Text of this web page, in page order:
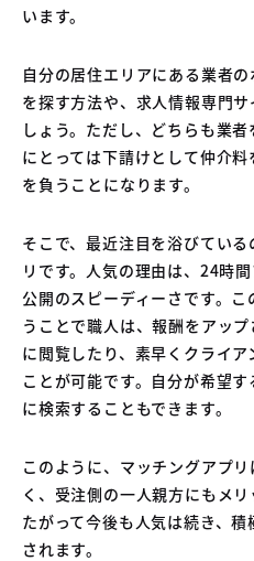
います。
自分の居住エリアにある業者
を探す方法や、求人情報専門
しょう。ただし、どちらも業
にとっては下請けとして仲介
を負うことになります。
そこで、最近注目を浴びてい
リです。人気の理由は、24時
公開のスピーディーさです。
うことで職人は、報酬をアッ
に閲覧したり、素早くクライ
ことが可能です。自分が希望
に検索することもできます。
このように、マッチングアプ
く、受注側の一人親方にもメ
たがって今後も人気は続き、
されます。